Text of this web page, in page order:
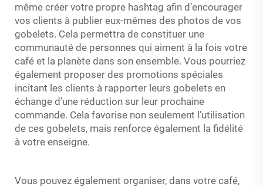
même créer votre propre hashtag afin d’encourager
vos clients à publier eux-mêmes des photos de vos
gobelets. Cela permettra de constituer une
communauté de personnes qui aiment à la fois votre
café et la planète dans son ensemble. Vous pourriez
également proposer des promotions spéciales
incitant les clients à rapporter leurs gobelets en
échange d’une réduction sur leur prochaine
commande. Cela favorise non seulement l’utilisation
de ces gobelets, mais renforce également la fidélité
à votre enseigne.
Vous pouvez également organiser, dans votre café,